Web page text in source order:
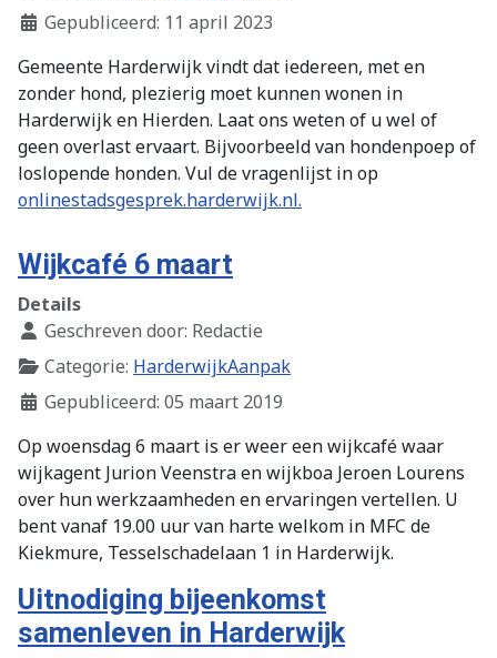
Gepubliceerd: 11 april 2023
Gemeente Harderwijk vindt dat iedereen, met en
zonder hond, plezierig moet kunnen wonen in
Harderwijk en Hierden. Laat ons weten of u wel of
geen overlast ervaart. Bijvoorbeeld van hondenpoep of
loslopende honden. Vul de vragenlijst in op
onlinestadsgesprek.harderwijk.nl.
Wijkcafé 6 maart
Details
Geschreven door: Redactie
Categorie: HarderwijkAanpak
Gepubliceerd: 05 maart 2019
Op woensdag 6 maart is er weer een wijkcafé waar
wijkagent Jurion Veenstra en wijkboa Jeroen Lourens
over hun werkzaamheden en ervaringen vertellen. U
bent vanaf 19.00 uur van harte welkom in MFC de
Kiekmure, Tesselschadelaan 1 in Harderwijk.
Uitnodiging bijeenkomst
samenleven in Harderwijk